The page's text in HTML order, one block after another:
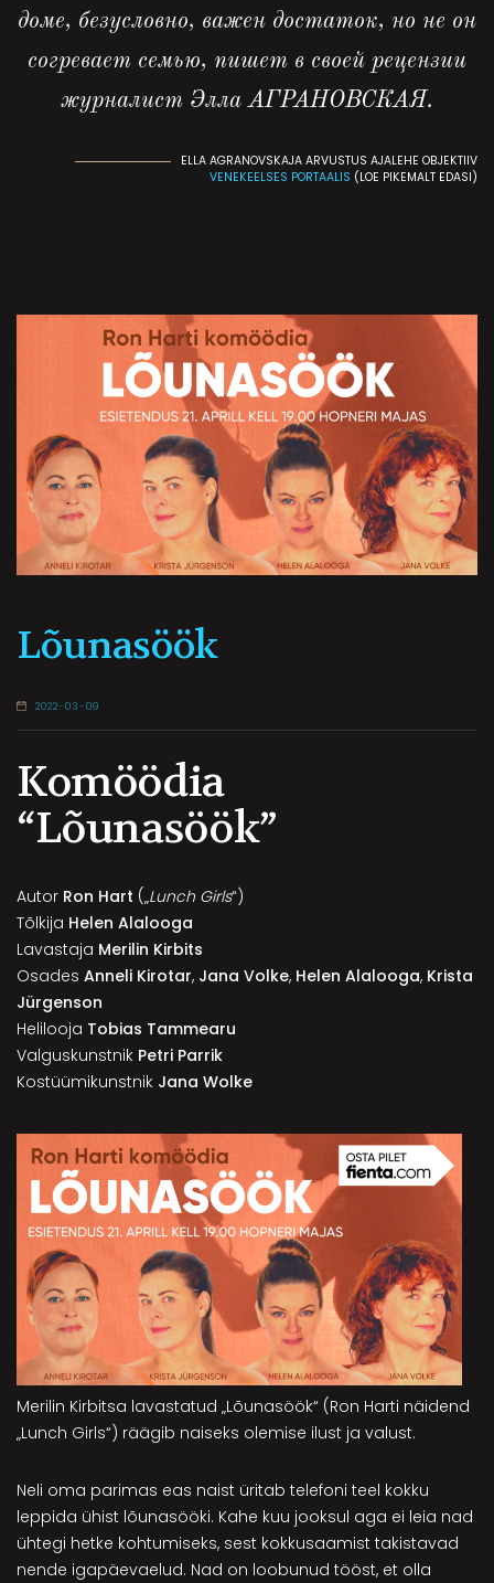
доме, безусловно, важен достаток, но не он
согревает семью, пишет в своей рецензии
журналист Элла АГРАНОВСКАЯ.
ELLA AGRANOVSKAJA ARVUSTUS AJALEHE OBJEKTIIV
VENEKEELSES PORTAALIS (LOE PIKEMALT EDASI)
Lõunasöök
2022-03-09
Komöödia
“Lõunasöök”
Autor Ron Hart („Lunch Girls“)
Tõlkija Helen Alalooga
Lavastaja Merilin Kirbits
Osades Anneli Kirotar, Jana Volke, Helen Alalooga, Krista
Jürgenson
Helilooja Tobias Tammearu
Valguskunstnik Petri Parrik
Kostüümikunstnik Jana Wolke
Merilin Kirbitsa lavastatud „Lõunasöök“ (Ron Harti näidend
„Lunch Girls“) räägib naiseks olemise ilust ja valust.
Neli oma parimas eas naist üritab telefoni teel kokku
leppida ühist lõunasööki. Kahe kuu jooksul aga ei leia nad
ühtegi hetke kohtumiseks, sest kokkusaamist takistavad
nende igapäevaelud. Nad on loobunud tööst, et olla